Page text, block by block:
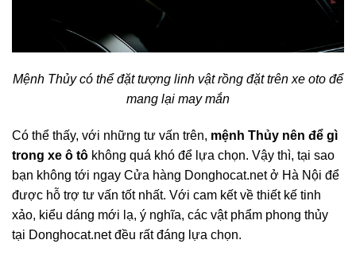
Mệnh Thủy có thể đặt tượng linh vật rồng đặt trên xe oto để
mang lại may mắn
Có thể thấy, với những tư vấn trên, mệnh Thủy nên để gì
trong xe ô tô không quá khó để lựa chọn. Vậy thì, tại sao
bạn không tới ngay Cửa hàng Donghocat.net ở Hà Nội để
được hỗ trợ tư vấn tốt nhất. Với cam kết về thiết kế tinh
xảo, kiểu dáng mới lạ, ý nghĩa, các vật phẩm phong thủy
tại Donghocat.net đều rất đáng lựa chọn.